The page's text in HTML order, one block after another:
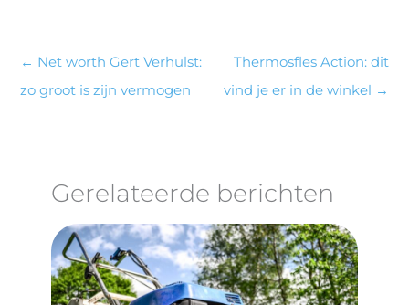
← Net worth Gert Verhulst:
zo groot is zijn vermogen
Thermosfles Action: dit
vind je er in de winkel →
Gerelateerde berichten